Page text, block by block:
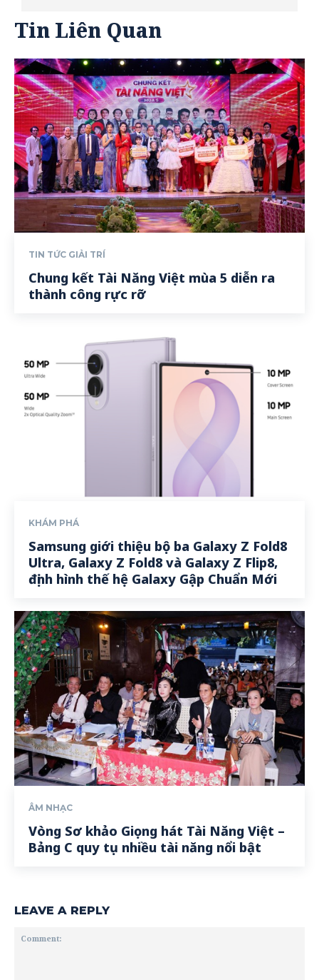
Tin Liên Quan
TIN TỨC GIẢI TRÍ
Chung kết Tài Năng Việt mùa 5 diễn ra
thành công rực rỡ
KHÁM PHÁ
Samsung giới thiệu bộ ba Galaxy Z Fold8
Ultra, Galaxy Z Fold8 và Galaxy Z Flip8,
định hình thế hệ Galaxy Gập Chuẩn Mới
ÂM NHẠC
Vòng Sơ khảo Giọng hát Tài Năng Việt –
Bảng C quy tụ nhiều tài năng nổi bật
LEAVE A REPLY